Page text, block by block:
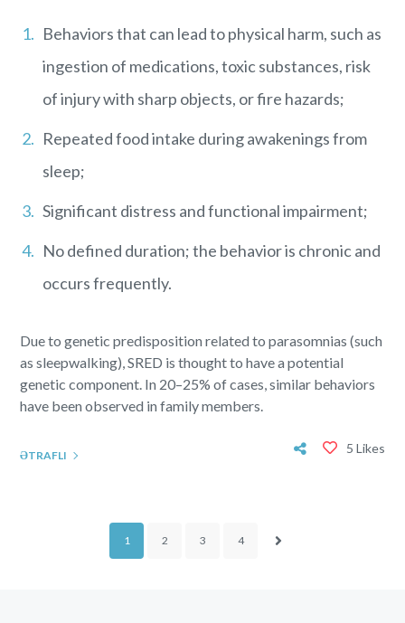
Behaviors that can lead to physical harm, such as
ingestion of medications, toxic substances, risk
of injury with sharp objects, or fire hazards;
Repeated food intake during awakenings from
sleep;
Significant distress and functional impairment;
No defined duration; the behavior is chronic and
occurs frequently.
Due to genetic predisposition related to parasomnias (such
as sleepwalking), SRED is thought to have a potential
genetic component. In 20–25% of cases, similar behaviors
have been observed in family members.
ƏTRAFLI 5 Likes
1 2 3 4